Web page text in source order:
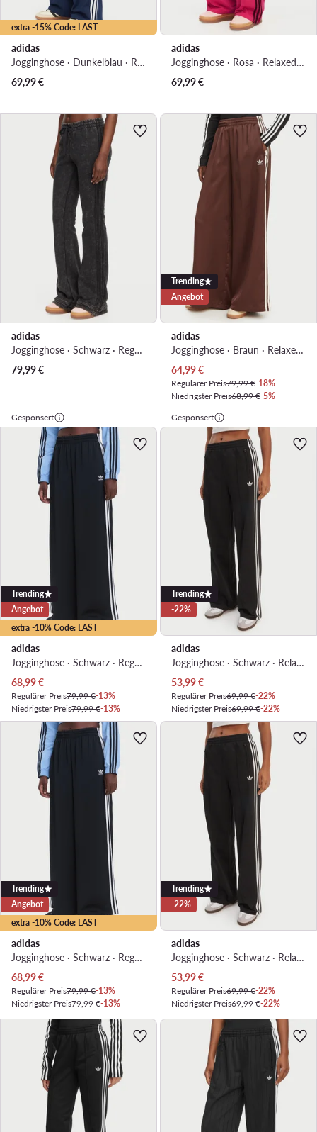
extra -15% Code: LAST
adidas
Jogginghose · Dunkelblau · Relaxed Fit
69,99€
adidas
Jogginghose · Rosa · Relaxed Fit
69,99€
adidas
Jogginghose · Schwarz · Regular Fit
79,99€
Trending
Angebot
adidas
Jogginghose · Braun · Relaxed Fit
Aktueller Preis
64,99€
Regulärer Preis79,99 €-18%
Niedrigster Preis68,99 €-5%
Gesponsert
extra -10% Code: LAST
Trending
Angebot
adidas
Jogginghose · Schwarz · Regular Fit
Aktueller Preis
68,99€
Regulärer Preis79,99 €-13%
Niedrigster Preis79,99 €-13%
Gesponsert
Trending
-22%
adidas
Jogginghose · Schwarz · Relaxed Fit
Aktueller Preis
53,99€
Regulärer Preis69,99 €-22%
Niedrigster Preis69,99 €-22%
extra -10% Code: LAST
Trending
Angebot
adidas
Jogginghose · Schwarz · Regular Fit
Aktueller Preis
68,99€
Regulärer Preis79,99 €-13%
Niedrigster Preis79,99 €-13%
Trending
-22%
adidas
Jogginghose · Schwarz · Relaxed Fit
Aktueller Preis
53,99€
Regulärer Preis69,99 €-22%
Niedrigster Preis69,99 €-22%